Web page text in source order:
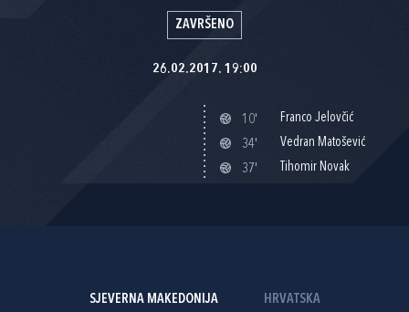
ZAVRŠENO
26.02.2017. 19:00
10'
Franco Jelovčić
34'
Vedran Matošević
37'
Tihomir Novak
SJEVERNA MAKEDONIJA HRVATSKA